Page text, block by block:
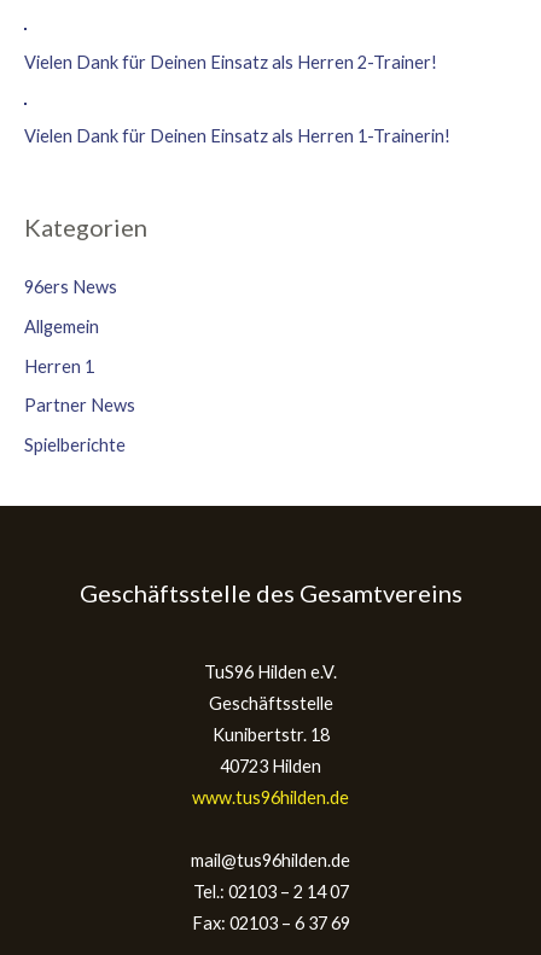
Vielen Dank für Deinen Einsatz als Herren 2-Trainer!
Vielen Dank für Deinen Einsatz als Herren 1-Trainerin!
Kategorien
96ers News
Allgemein
Herren 1
Partner News
Spielberichte
Geschäftsstelle des Gesamtvereins
TuS96 Hilden e.V.
Geschäftsstelle
Kunibertstr. 18
40723 Hilden
www.tus96hilden.de
mail@tus96hilden.de
Tel.: 02103 – 2 14 07
Fax: 02103 – 6 37 69